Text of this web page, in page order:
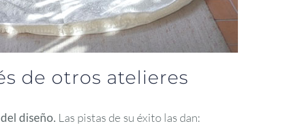
de otros atelieres
diseño. Las pistas de su éxito las dan: